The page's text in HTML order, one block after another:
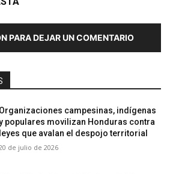
PARA DEJAR UN COMENTARIO
Organizaciones campesinas, indígenas
populares movilizan Honduras contra
leyes que avalan el despojo territorial
de julio de 2026